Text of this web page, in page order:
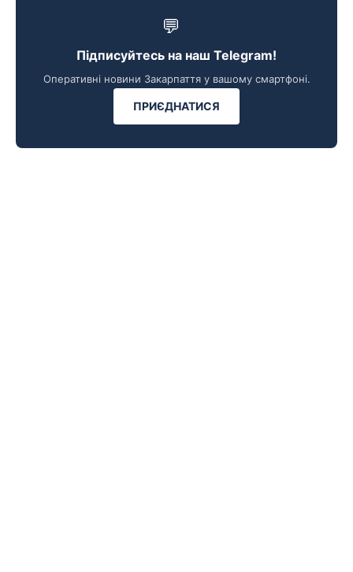
💬
Підписуйтесь на наш Telegram!
Оперативні новини Закарпаття у вашому смартфоні.
ПРИЄДНАТИСЯ